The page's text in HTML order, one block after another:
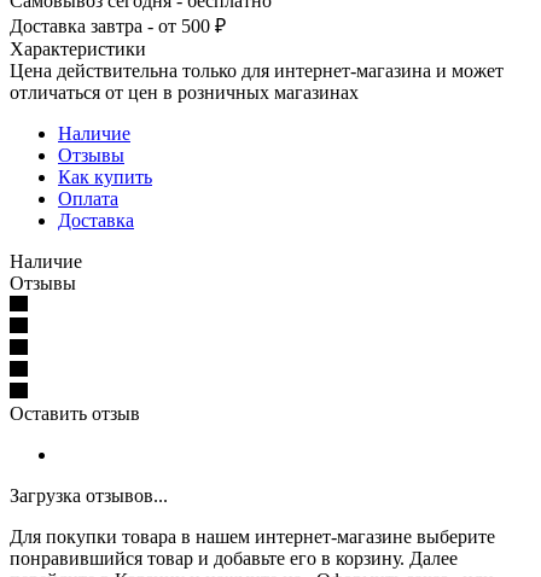
Доставка завтра - от 500 ₽
Характеристики
Цена действительна только для интернет-магазина и может
отличаться от цен в розничных магазинах
Наличие
Отзывы
Как купить
Оплата
Доставка
Наличие
Отзывы
Оставить отзыв
Загрузка отзывов...
Для покупки товара в нашем интернет-магазине выберите
понравившийся товар и добавьте его в корзину. Далее